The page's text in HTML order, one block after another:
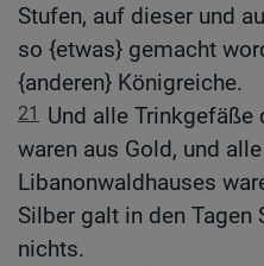
Stufen, auf dieser und
so {etwas} gemacht
{anderen} Königreiche.
21 Und alle
waren aus Gold, und
Libanonwaldhauses
Silber galt in den Tagen
nichts.